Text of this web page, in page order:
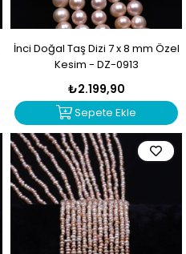
İnci Doğal Taş Dizi 7 x 8 mm Özel
Kesim - DZ-0913
₺2.199,90
Sepete Ekle